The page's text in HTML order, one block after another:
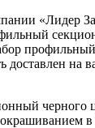
«Лидер
доставлен на
черного
окрашиванием